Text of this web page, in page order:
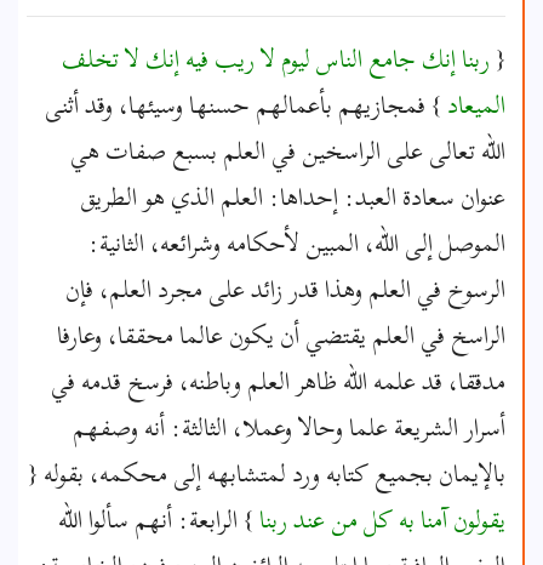
{ربنا إنك جامع الناس ليوم لا ريب فيه إنك لا تخلف
الميعاد} فمجازيهم بأعمالهم حسنها وسيئها، وقد أثنى
الله تعالى على الراسخين في العلم بسبع صفات هي
عنوان سعادة العبد: إحداها: العلم الذي هو الطريق
الموصل إلى الله، المبين لأحكامه وشرائعه، الثانية:
الرسوخ في العلم وهذا قدر زائد على مجرد العلم، فإن
الراسخ في العلم يقتضي أن يكون عالما محققا، وعارفا
مدققا، قد علمه الله ظاهر العلم وباطنه، فرسخ قدمه في
أسرار الشريعة علما وحالا وعملا، الثالثة: أنه وصفهم
بالإيمان بجميع كتابه ورد لمتشابهه إلى محكمه، بقوله {
يقولون آمنا به كل من عند ربنا} الرابعة: أنهم سألوا الله